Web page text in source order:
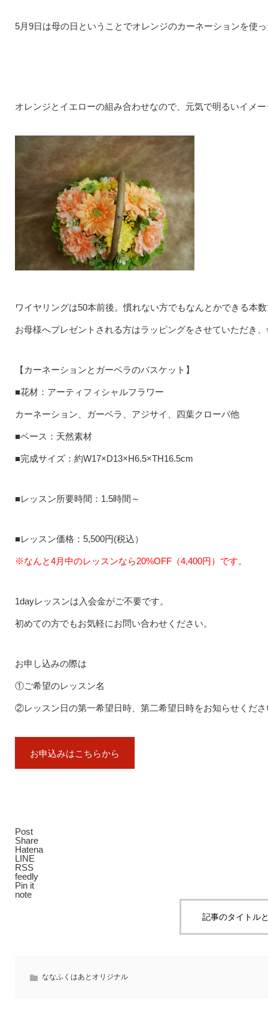
5月9日は母の日ということでオレンジのカーネーションを使
オレンジとイエローの組み合わせなので、元気で明るいイメ
ワイヤリングは50本前後。慣れない方でもなんとかできる本
お母様へプレゼントされる方はラッピングをさせていただき
【カーネーションとガーベラのバスケット】
■花材：アーティフィシャルフラワー
カーネーション、ガーベラ、アジサイ、四葉クローバ他
■ベース：天然素材
■完成サイズ：約W17×D13×H6.5×TH16.5cm
■レッスン所要時間：1.5時間～
■レッスン価格：5,500円(税込）
※なんと4月中のレッスンなら20%OFF（4,400円）です。
1dayレッスンは入会金がご不要です。
初めての方でもお気軽にお問い合わせください。
お申し込みの際は
①ご希望のレッスン名
②レッスン日の第一希望日時、第二希望日時をお知らせくださ
お申込みはこちらから
Post
Share
Hatena
LINE
RSS
feedly
Pin it
note
記事のタイトル
ななふくはあとオリジナル